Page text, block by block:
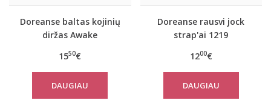
Doreanse baltas kojinių
diržas Awake
1550€
DAUGIAU
Doreanse rausvi jock
strap'ai 1219
1200€
DAUGIAU